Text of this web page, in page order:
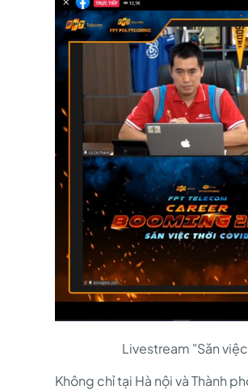
Livestream "Săn
Không chỉ tại Hà nội và Thành